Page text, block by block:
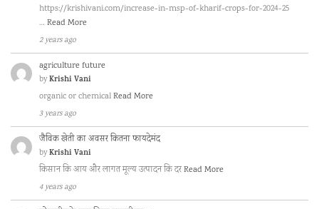
https://krishivani.com/increase-in-msp-of-kharif-crops-for-2024-25
… Read More
2 years ago
agriculture future
byKrishi Vani
organic or chemicalRead More
3 years ago
जैविक खेती का अवसर कितना फायदेमंद
byKrishi Vani
किसान कि आय और लागत मूल्य उत्पादन कि दरRead More
4 years ago